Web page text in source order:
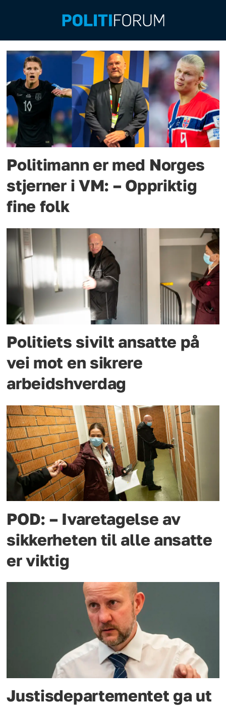
Emne:
sikkerhet
Politimann er med Norges
stjerner i VM: – Oppriktig
fine folk
Politiets sivilt ansatte på
vei mot en sikrere
arbeidshverdag
POD: – Ivaretagelse av
sikkerheten til alle ansatte
er viktig
Justisdepartementet ga ut